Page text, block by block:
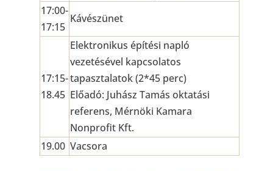
17:00-
17:15
Kávészünet
17:15-
18.45
Elektronikus építési napló
vezetésével kapcsolatos
tapasztalatok (2*45 perc)
Előadó: Juhász Tamás oktatási
referens, Mérnöki Kamara
Nonprofit Kft.
19.00 Vacsora